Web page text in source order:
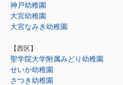
神戸幼稚園
大宮幼稚園
大宮なみき幼稚園
【西区】
聖学院大学附属みどり幼稚園
せいか幼稚園
さつき幼稚園